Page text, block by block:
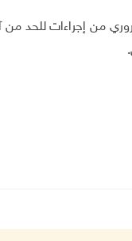
من إجراءات للحد من
.